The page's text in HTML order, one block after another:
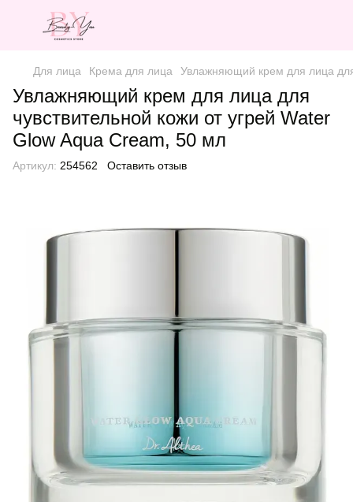
Для лица Крема для лица Увлажняющий крем для лица
Увлажняющий крем для лица для
чувствительной кожи от угрей Water
Glow Aqua Cream, 50 мл
Артикул: 254562 Оставить отзыв